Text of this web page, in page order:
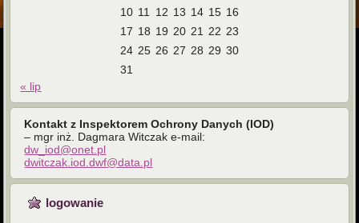
10 11 12 13 14 15 16
17 18 19 20 21 22 23
24 25 26 27 28 29 30
31
« lip
Kontakt z Inspektorem Ochrony Danych (IOD)
– mgr inż. Dagmara Witczak e-mail:
dw_iod@onet.pl
dwitczak.iod.dwf@data.pl
logowanie